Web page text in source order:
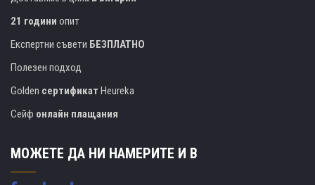
21 години опит
Експертни съвети БЕЗПЛАТНО
Полезен подход
Golden сертификат Heureka
Сейф онлайн плащания
МОЖЕТЕ ДА НИ НАМЕРИТЕ И В